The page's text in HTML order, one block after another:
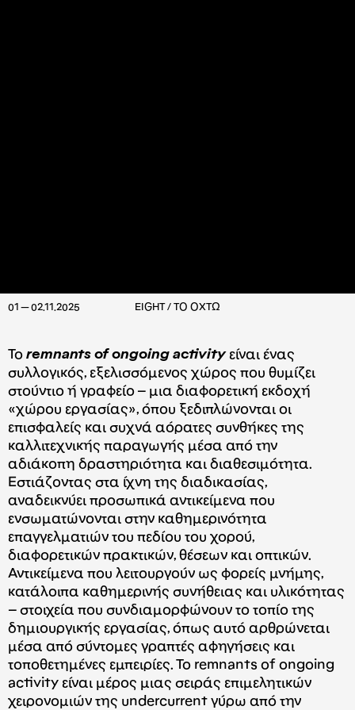
01 — 02.11.2025 EIGHT / ΤΟ ΟΧΤΩ
To remnants of ongoing activityείναι ένας
συλλογικός, εξελισσόμενος χώρος που θυμίζει
στούντιο ή γραφείο – μια διαφορετική εκδοχή
«χώρου εργασίας», όπου ξεδιπλώνονται οι
επισφαλείς και συχνά αόρατες συνθήκες της
καλλιτεχνικής παραγωγής μέσα από την
αδιάκοπη δραστηριότητα και διαθεσιμότητα.
Εστιάζοντας στα ίχνη της διαδικασίας,
αναδεικνύει προσωπικά αντικείμενα που
ενσωματώνονται στην καθημερινότητα
επαγγελματιών του πεδίου του χορού,
διαφορετικών πρακτικών, θέσεων και οπτικών.
Αντικείμενα που λειτουργούν ως φορείς μνήμης,
κατάλοιπα καθημερινής συνήθειας και υλικότητας
– στοιχεία που συνδιαμορφώνουν το τοπίο της
δημιουργικής εργασίας, όπως αυτό αρθρώνεται
μέσα από σύντομες γραπτές αφηγήσεις και
τοποθετημένες εμπειρίες. Το remnants of ongoing
activity είναι μέρος μιας σειράς επιμελητικών
χειρονομιών της undercurrent γύρω από την